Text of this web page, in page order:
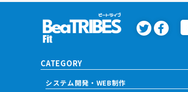
CATEGORY
システム開発・WEB制作